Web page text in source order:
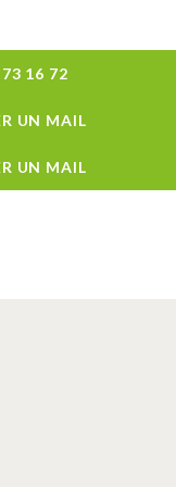
16 72
UN MAIL
UN MAIL